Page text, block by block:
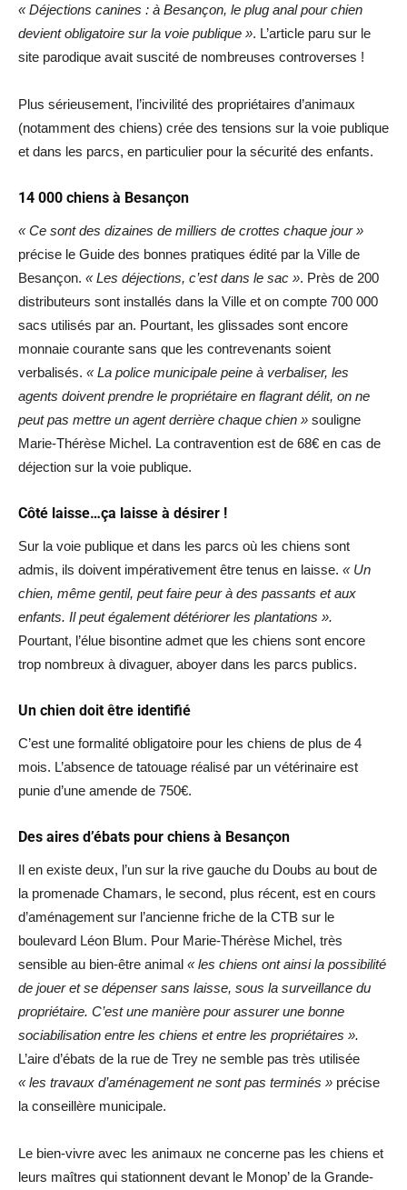
« Déjections canines : à Besançon, le plug anal pour chien
devient obligatoire sur la voie publique ». L’article paru sur le
site parodique avait suscité de nombreuses controverses !
Plus sérieusement, l’incivilité des propriétaires d’animaux
(notamment des chiens) crée des tensions sur la voie publique
et dans les parcs, en particulier pour la sécurité des enfants.
14 000 chiens à Besançon
« Ce sont des dizaines de milliers de crottes chaque jour »
précise le Guide des bonnes pratiques édité par la Ville de
Besançon. « Les déjections, c’est dans le sac ». Près de 200
distributeurs sont installés dans la Ville et on compte 700 000
sacs utilisés par an. Pourtant, les glissades sont encore
monnaie courante sans que les contrevenants soient
verbalisés. « La police municipale peine à verbaliser, les
agents doivent prendre le propriétaire en flagrant délit, on ne
peut pas mettre un agent derrière chaque chien » souligne
Marie-Thérèse Michel. La contravention est de 68€ en cas de
déjection sur la voie publique.
Côté laisse…ça laisse à désirer !
Sur la voie publique et dans les parcs où les chiens sont
admis, ils doivent impérativement être tenus en laisse. « Un
chien, même gentil, peut faire peur à des passants et aux
enfants. Il peut également détériorer les plantations ».
Pourtant, l’élue bisontine admet que les chiens sont encore
trop nombreux à divaguer, aboyer dans les parcs publics.
Un chien doit être identifié
C’est une formalité obligatoire pour les chiens de plus de 4
mois. L’absence de tatouage réalisé par un vétérinaire est
punie d’une amende de 750€.
Des aires d’ébats pour chiens à Besançon
Il en existe deux, l’un sur la rive gauche du Doubs au bout de
la promenade Chamars, le second, plus récent, est en cours
d’aménagement sur l’ancienne friche de la CTB sur le
boulevard Léon Blum. Pour Marie-Thérèse Michel, très
sensible au bien-être animal « les chiens ont ainsi la possibilité
de jouer et se dépenser sans laisse, sous la surveillance du
propriétaire. C’est une manière pour assurer une bonne
sociabilisation entre les chiens et entre les propriétaires ».
L’aire d’ébats de la rue de Trey ne semble pas très utilisée
« les travaux d’aménagement ne sont pas terminés » précise
la conseillère municipale.
Le bien-vivre avec les animaux ne concerne pas les chiens et
leurs maîtres qui stationnent devant le Monop’ de la Grande-